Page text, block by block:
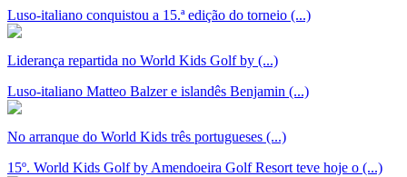
Luso-italiano conquistou a 15.ª edição do torneio (...)
Liderança repartida no World Kids Golf by (...)
Luso-italiano Matteo Balzer e islandês Benjamin (...)
No arranque do World Kids três portugueses (...)
15º. World Kids Golf by Amendoeira Golf Resort teve hoje o (...)